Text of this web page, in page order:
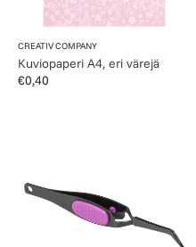
Myyjä:
CREATIV COMPANY
Kuviopaperi A4, eri värejä
Normaalihinta
€0,40